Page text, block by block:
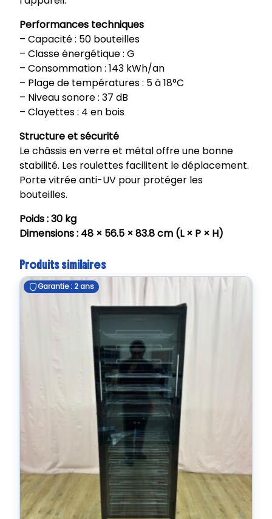
Performances techniques
– Capacité : 50 bouteilles
– Classe énergétique : G
– Consommation : 143 kWh/an
– Plage de températures : 5 à 18°C
– Niveau sonore : 37 dB
– Clayettes : 4 en bois
Structure et sécurité
Le châssis en verre et métal offre une bonne
stabilité. Les roulettes facilitent le déplacement.
Porte vitrée anti-UV pour protéger les
bouteilles.
Poids : 30 kg
Dimensions : 48 × 56.5 × 83.8 cm (L × P × H)
Produits similaires
Garantie : 2 ans